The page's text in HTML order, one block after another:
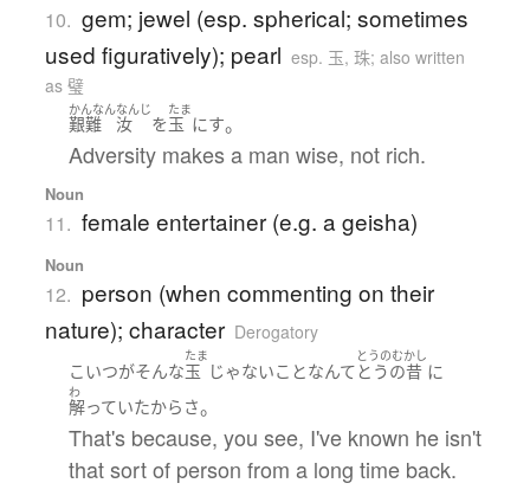
10. gem; jewel (esp. spherical; sometimes
used figuratively); pearl esp. 玉, 珠; also written
as 璧
かんなん
艱難
なんじ
汝 を
たま
玉 にす。
Adversity makes a man wise, not rich.
Noun
11. female entertainer (e.g. a geisha)
Noun
12. person (when commenting on their
nature); character Derogatory
こいつがそんな
たま
玉 じゃないことなんて
とうのむかし
とうの昔 に
わ
解っていたから さ。
That's because, you see, I've known he isn't
that sort of person from a long time back.